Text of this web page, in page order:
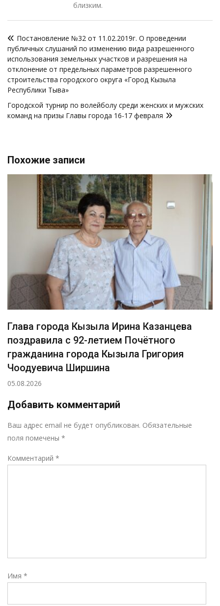
близким.
по
записям
Постановление №32 от 11.02.2019г. О проведении
публичных слушаний по изменению вида разрешенного
использования земельных участков и разрешения на
отклонение от предельных параметров разрешенного
строительства городского округа «Город Кызыла
Республики Тыва»
Городской турнир по волейболу среди женских и мужских
команд на призы Главы города 16-17 февраля
Похожие записи
Глава города Кызыла Ирина Казанцева
поздравила с 92-летием Почётного
гражданина города Кызыла Григория
Чоодуевича Ширшина
05.08.2026
Добавить комментарий
Ваш адрес email не будет опубликован. Обязательные
поля помечены *
Комментарий *
Имя *